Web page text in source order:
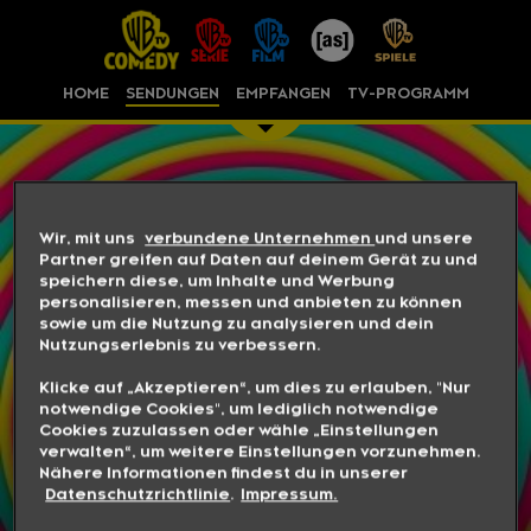
HOME SENDUNGEN EMPFANGEN TV-PROGRAMM
Wir, mit uns verbundene Unternehmen und unsere
Partner greifen auf Daten auf deinem Gerät zu und
speichern diese, um Inhalte und Werbung
personalisieren, messen und anbieten zu können
sowie um die Nutzung zu analysieren und dein
Nutzungserlebnis zu verbessern.
Klicke auf „Akzeptieren“, um dies zu erlauben, "Nur
notwendige Cookies", um lediglich notwendige
Cookies zuzulassen oder wähle „Einstellungen
verwalten“, um weitere Einstellungen vorzunehmen.
Nähere Informationen findest du in unserer
Datenschutzrichtlinie. Impressum.